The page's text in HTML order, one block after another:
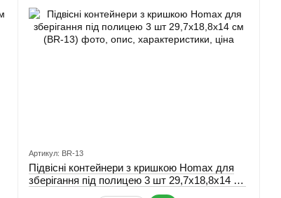
Артикул: BR-13
Підвісні контейнери з кришкою Homax для
зберігання під полицею 3 шт 29,7х18,8х14 см